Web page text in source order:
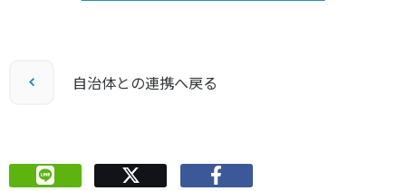
自治体との連携へ戻る